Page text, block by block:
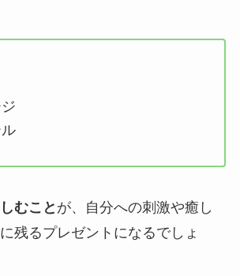
むこと が、自分への刺激や癒し
残るプレゼントになるでしょ